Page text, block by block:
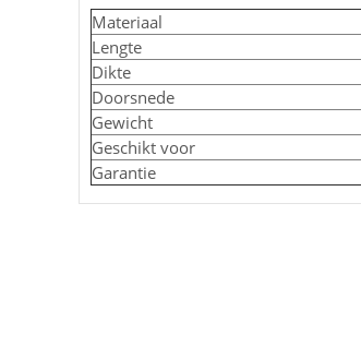
Materiaal
Lengte
Dikte
Doorsnede
Gewicht
Geschikt voor
Garantie